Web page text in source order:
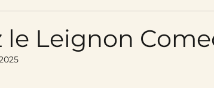
le Leignon